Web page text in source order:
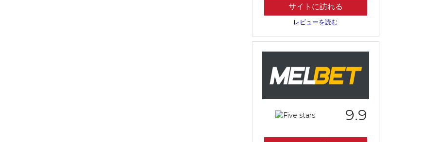
サイトに訪れる
レビューを読む
9.9